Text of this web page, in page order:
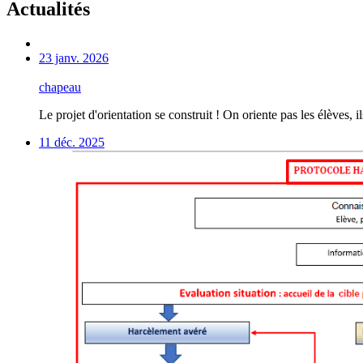
Actualités
23 janv. 2026
chapeau
Le projet d'orientation se construit ! On oriente pas les
11 déc. 2025